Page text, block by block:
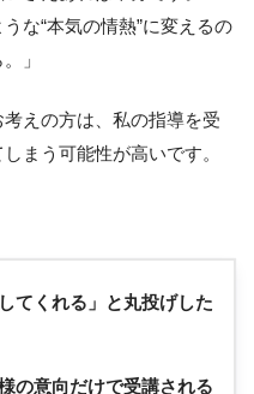
な“本気の情熱”に変えるの
」
えの方は、私の指導を受
まう可能性が高いです。
てくれる」と丸投げした
の意向だけで受講される